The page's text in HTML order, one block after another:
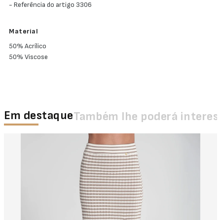
- Referência do artigo 3306
Material
50% Acrílico
50% Viscose
Em destaqueTambém lhe poderá